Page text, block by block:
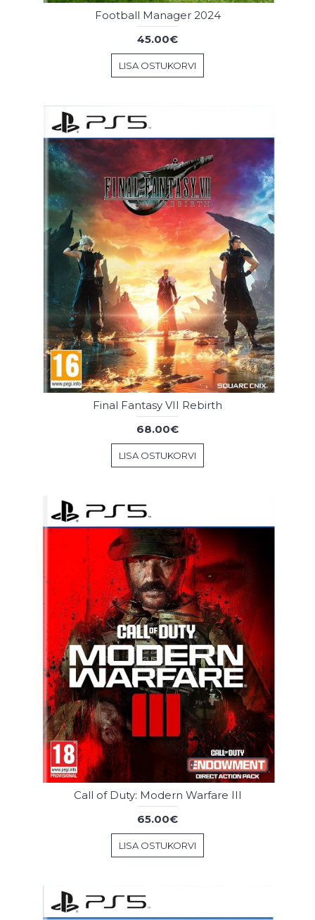
Football Manager 2024
45.00€
LISA OSTUKORVI
Final Fantasy VII Rebirth
68.00€
LISA OSTUKORVI
Call of Duty: Modern Warfare III
65.00€
LISA OSTUKORVI